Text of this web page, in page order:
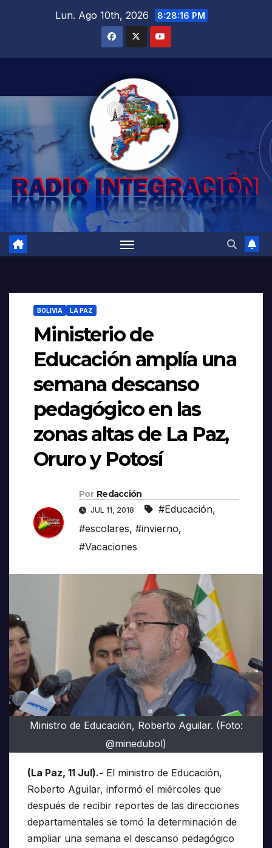
Lun. Ago 10th, 2026 8:28:17 PM
BOLIVIA LA PAZ
Ministerio de
Educación amplía una
semana descanso
pedagógico en las
zonas altas de La Paz,
Oruro y Potosí
Por Redacción
JUL 11, 2018 #Educación,
#escolares, #invierno,
#Vacaciones
Ministro de Educación, Roberto Aguilar. (Foto:
@minedubol)
(La Paz, 11 Jul).- El ministro de Educación,
Roberto Aguilar, informó el miércoles que
después de recibir reportes de las direcciones
departamentales se tomó la determinación de
ampliar una semana el descanso pedagógico